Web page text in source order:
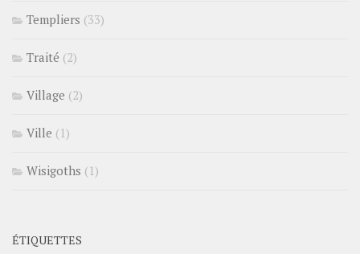
Templiers (33)
Traité (2)
Village (2)
Ville (1)
Wisigoths (1)
ÉTIQUETTES